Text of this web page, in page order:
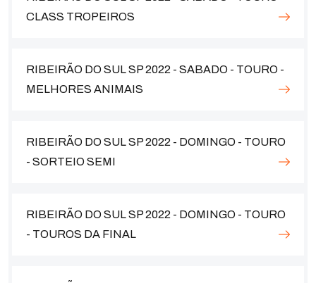
CLASS TROPEIROS
RIBEIRÃO DO SUL SP 2022 - SABADO - TOURO -
MELHORES ANIMAIS
RIBEIRÃO DO SUL SP 2022 - DOMINGO - TOURO
- SORTEIO SEMI
RIBEIRÃO DO SUL SP 2022 - DOMINGO - TOURO
- TOUROS DA FINAL